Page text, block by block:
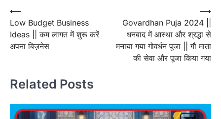
Post
navigation
⟵
Low Budget Business
Ideas || कम लागत में शुरू करें
अपना बिज़नेस
Govardhan Puja 2024 ||
धनबाद में आस्था और श्रद्धा से
मनाया गया गोवर्धन पूजा || गौ माता
की सेवा और पूजा किया गया
⟶
Related Posts